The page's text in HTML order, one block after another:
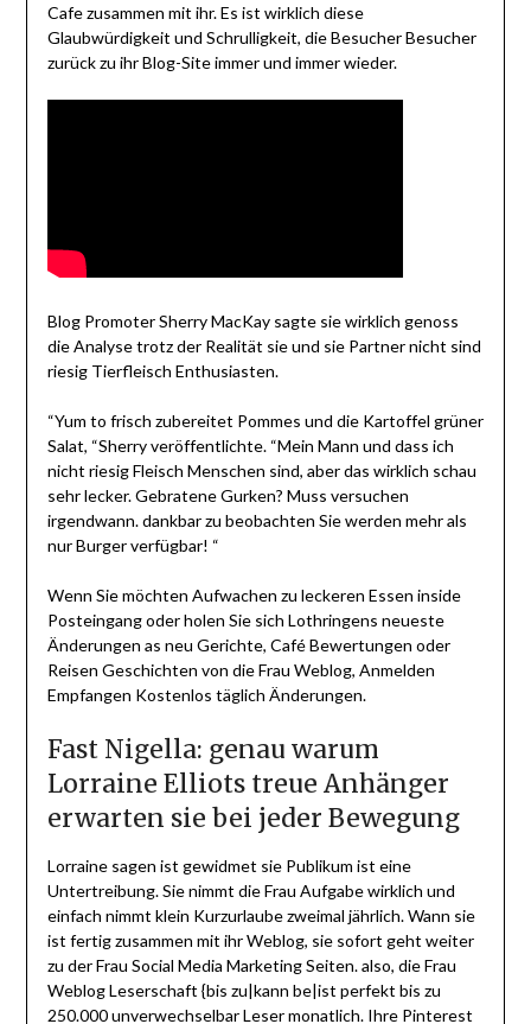
Cafe zusammen mit ihr. Es ist wirklich diese
Glaubwürdigkeit und Schrulligkeit, die Besucher Besucher
zurück zu ihr Blog-Site immer und immer wieder.
Blog Promoter Sherry MacKay sagte sie wirklich genoss
die Analyse trotz der Realität sie und sie Partner nicht sind
riesig Tierfleisch Enthusiasten.
“Yum to frisch zubereitet Pommes und die Kartoffel grüner
Salat, “Sherry veröffentlichte. “Mein Mann und dass ich
nicht riesig Fleisch Menschen sind, aber das wirklich schau
sehr lecker. Gebratene Gurken? Muss versuchen
irgendwann. dankbar zu beobachten Sie werden mehr als
nur Burger verfügbar! “
Wenn Sie möchten Aufwachen zu leckeren Essen inside
Posteingang oder holen Sie sich Lothringens neueste
Änderungen as neu Gerichte, Café Bewertungen oder
Reisen Geschichten von die Frau Weblog, Anmelden
Empfangen Kostenlos täglich Änderungen.
Fast Nigella: genau warum
Lorraine Elliots treue Anhänger
erwarten sie bei jeder Bewegung
Lorraine sagen ist gewidmet sie Publikum ist eine
Untertreibung. Sie nimmt die Frau Aufgabe wirklich und
einfach nimmt klein Kurzurlaube zweimal jährlich. Wann sie
ist fertig zusammen mit ihr Weblog, sie sofort geht weiter
zu der Frau Social Media Marketing Seiten. also, die Frau
Weblog Leserschaft {bis zu|kann be|ist perfekt bis zu
250.000 unverwechselbar Leser monatlich. Ihre Pinterest